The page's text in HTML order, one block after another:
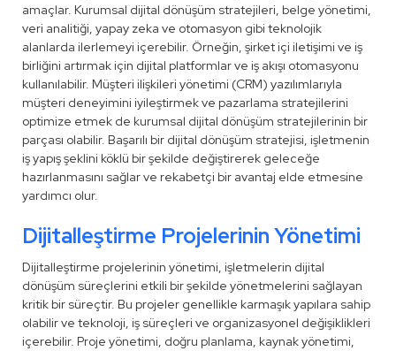
amaçlar. Kurumsal dijital dönüşüm stratejileri, belge yönetimi,
veri analitiği, yapay zeka ve otomasyon gibi teknolojik
alanlarda ilerlemeyi içerebilir. Örneğin, şirket içi iletişimi ve iş
birliğini artırmak için dijital platformlar ve iş akışı otomasyonu
kullanılabilir. Müşteri ilişkileri yönetimi (CRM) yazılımlarıyla
müşteri deneyimini iyileştirmek ve pazarlama stratejilerini
optimize etmek de kurumsal dijital dönüşüm stratejilerinin bir
parçası olabilir. Başarılı bir dijital dönüşüm stratejisi, işletmenin
iş yapış şeklini köklü bir şekilde değiştirerek geleceğe
hazırlanmasını sağlar ve rekabetçi bir avantaj elde etmesine
yardımcı olur.
Dijitalleştirme Projelerinin Yönetimi
Dijitalleştirme projelerinin yönetimi, işletmelerin dijital
dönüşüm süreçlerini etkili bir şekilde yönetmelerini sağlayan
kritik bir süreçtir. Bu projeler genellikle karmaşık yapılara sahip
olabilir ve teknoloji, iş süreçleri ve organizasyonel değişiklikleri
içerebilir. Proje yönetimi, doğru planlama, kaynak yönetimi,